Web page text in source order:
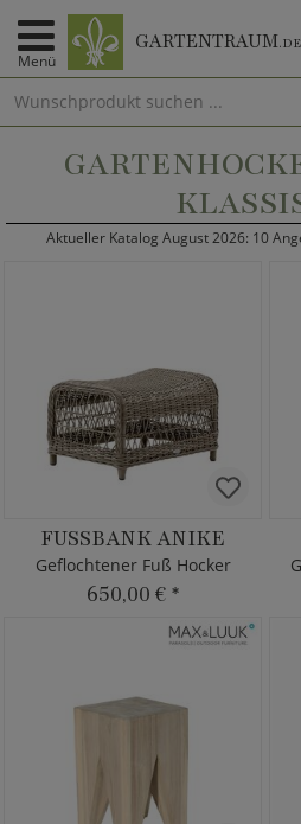
Menü
GARTENTRAUM.DE
Aktueller Katalog August 2026: 10
FUSSBANK ANIKE
Geflochtener Fuß Hocker
650,00 € *